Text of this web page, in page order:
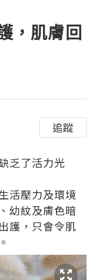
，肌膚回
追蹤
乏了活力光
活壓力及環境
幼紋及膚色暗
護，只會令肌